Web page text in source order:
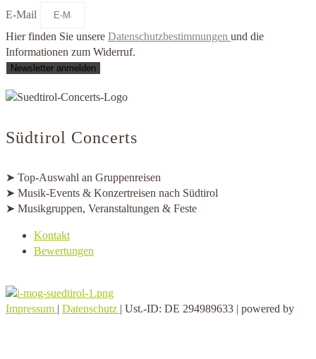
E-Mail
Hier finden Sie unsere Datenschutzbestimmungen und die
Informationen zum Widerruf.
Newsletter anmelden
Südtirol Concerts
➤ Top-Auswahl an Gruppenreisen
➤ Musik-Events & Konzertreisen nach Südtirol
➤ Musikgruppen, Veranstaltungen & Feste
Kontakt
Bewertungen
Impressum | Datenschutz | Ust.-ID: DE 294989633 | powered by